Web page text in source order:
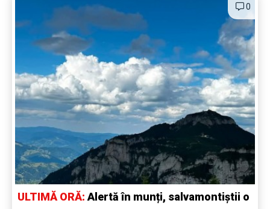
0
ULTIMĂ ORĂ:Alertă în munți, salvamontiștii o